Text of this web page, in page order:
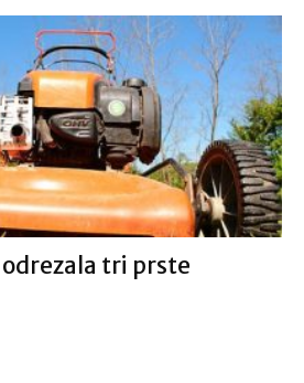
tri prste